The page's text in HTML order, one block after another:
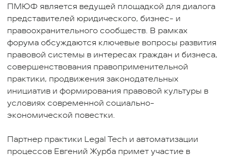
ПМЮФ является ведущей площадкой для диалога
представителей юридического, бизнес- и
правоохранительного сообществ. В рамках
форума обсуждаются ключевые вопросы развития
правовой системы в интересах граждан и бизнеса,
совершенствования правоприменительной
практики, продвижения законодательных
инициатив и формирования правовой культуры в
условиях современной социально-
экономической повестки.
Партнер практики Legal Tech и автоматизации
процессов Евгений Журба примет участие в